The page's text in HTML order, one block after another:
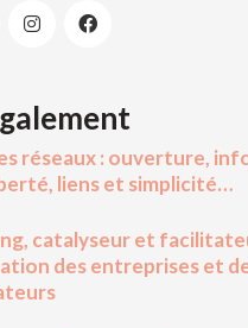
réseaux : ouverture,
liens et simplicité…
catalyseur et
des entreprises et